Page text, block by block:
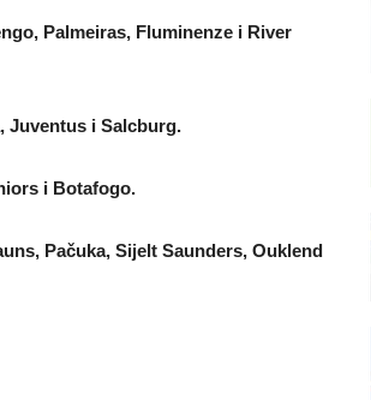
Palmeiras, Fluminenze i River
Juventus i Salcburg.
i Botafogo.
Pačuka, Sijelt Saunders, Ouklend